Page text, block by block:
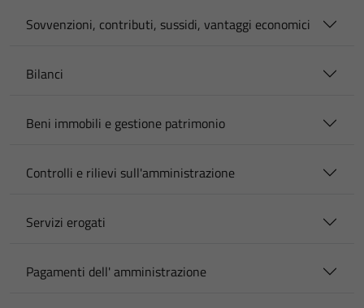
Sovvenzioni, contributi, sussidi, vantaggi economici
Bilanci
Beni immobili e gestione patrimonio
Controlli e rilievi sull'amministrazione
Servizi erogati
Pagamenti dell' amministrazione